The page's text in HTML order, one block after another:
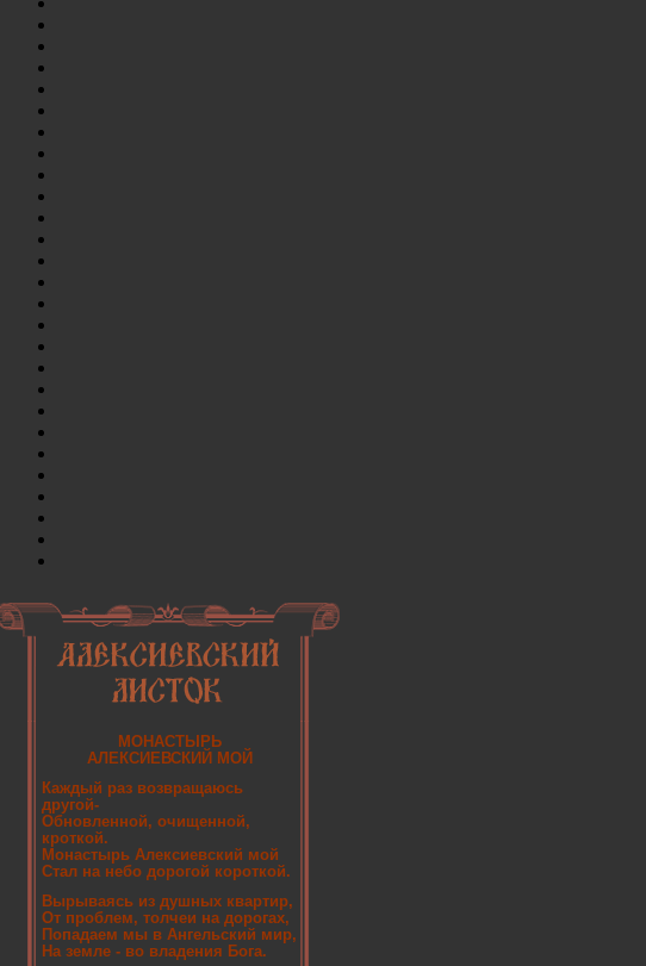
МОНАСТЫРЬ
АЛЕКСИЕВСКИЙ МОЙ
Каждый раз возвращаюсь
другой-
Обновленной, очищенной,
кроткой.
Монастырь Алексиевский мой
Стал на небо дорогой короткой.
Вырываясь из душных квартир,
От проблем, толчеи на дорогах,
Попадаем мы в Ангельский мир,
На земле - во владения Бога.